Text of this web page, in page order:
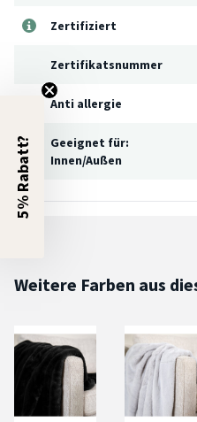
Zertifiziert
Zertifikatsnummer
Anti allergie
Geeignet für:
Innen/Außen
Weitere Farben aus
5% Rabatt?